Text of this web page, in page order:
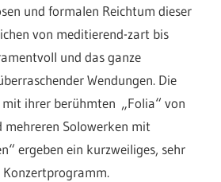
und formalen Reichtum dieser
von meditierend-zart bis
und das ganze
Wendungen. Die
ihrer berühmten „Folia“ von
mehreren Solowerken mit
ergeben ein kurzweiliges, sehr
Konzertprogramm.